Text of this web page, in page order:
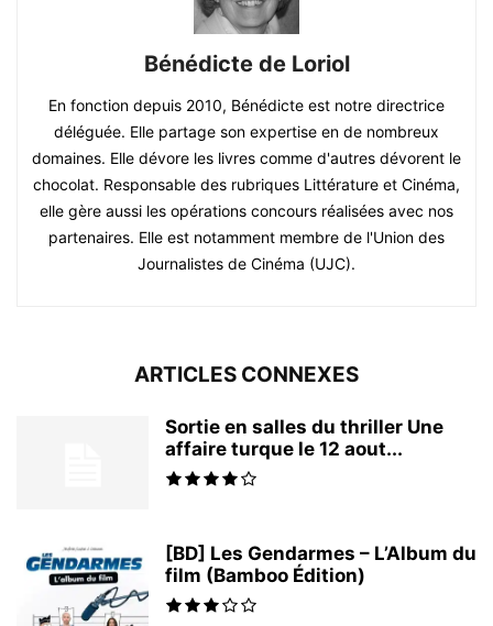
Bénédicte de Loriol
En fonction depuis 2010, Bénédicte est notre directrice
déléguée. Elle partage son expertise en de nombreux
domaines. Elle dévore les livres comme d'autres dévorent le
chocolat. Responsable des rubriques Littérature et Cinéma,
elle gère aussi les opérations concours réalisées avec nos
partenaires. Elle est notamment membre de l'Union des
Journalistes de Cinéma (UJC).
ARTICLES CONNEXES
Sortie en salles du thriller Une
affaire turque le 12 aout...
[BD] Les Gendarmes – L’Album du
film (Bamboo Édition)